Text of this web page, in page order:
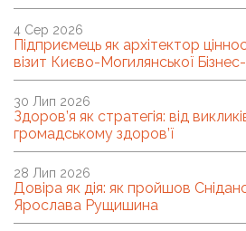
Підприємець як архітектор
візит Києво-Могилянської
4 Сер 2026
Здоров’я як стратегія: від
громадському здоров’ї
30 Лип 2026
Довіра як дія: як пройшов
Ярослава Рущишина
28 Лип 2026